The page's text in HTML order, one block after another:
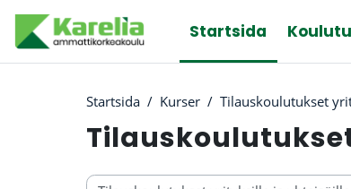
Startsida
Startsida Kurser Tilauskoulutukset